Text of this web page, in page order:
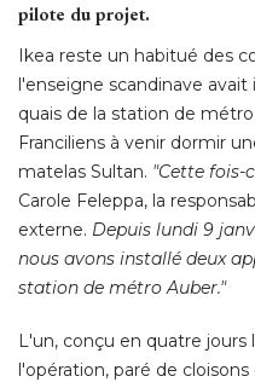
pilote du projet.
Ikea reste un habitué des
l'enseigne scandinave avait
quais de la station de
Franciliens à venir dormir
matelas Sultan. "Cette fois-
Carole Feleppa, la
externe. Depuis lundi 9
nous avons installé deux
station de métro Auber."
L'un, conçu en quatre
l'opération, paré de